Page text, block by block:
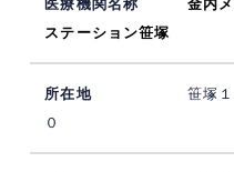
金内
ステーション笹塚
笹塚
０